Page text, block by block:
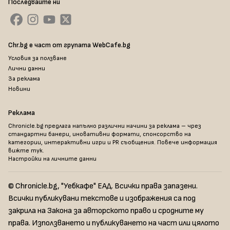
Последвайте ни
Chr.bg е част от групата WebCafe.bg
Условия за ползване
Лични данни
За реклама
Новини
Реклама
Chronicle.bg предлага напълно различни начини за реклама – чрез
стандартни банери, иновативни формати, спонсорство на
категории, интерактивни игри и PR съобщения. Повече информация
вижте тук.
Настройки на личните данни
© Chronicle.bg, "Уебкафе" ЕАД. Всички права запазени.
Всички публикувани текстове и изображения са под
закрила на Закона за авторското право и сродните му
права. Използването и публикуването на част или цялото